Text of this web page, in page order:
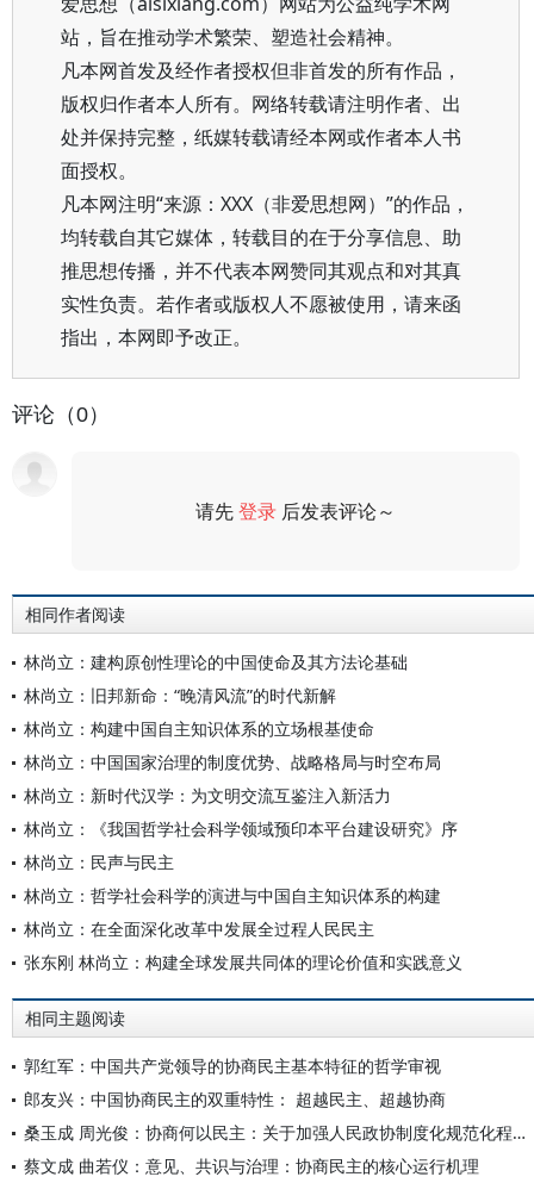
站，旨在推动学术繁荣、塑造社会精神。
凡本网首发及经作者授权但非首发的所有作品，
版权归作者本人所有。网络转载请注明作者、出
处并保持完整，纸媒转载请经本网或作者本人书
面授权。
凡本网注明“来源：XXX（非爱思想网）”的作品，
均转载自其它媒体，转载目的在于分享信息、助
推思想传播，并不代表本网赞同其观点和对其真
实性负责。若作者或版权人不愿被使用，请来函
指出，本网即予改正。
评论（0）
请先登录 后发表评论～
相同作者阅读
林尚立：建构原创性理论的中国使命及其方法论基础
林尚立：旧邦新命：“晚清风流”的时代新解
林尚立：构建中国自主知识体系的立场根基使命
林尚立：中国国家治理的制度优势、战略格局与时空布局
林尚立：新时代汉学：为文明交流互鉴注入新活力
林尚立：《我国哲学社会科学领域预印本平台建设研究》序
林尚立：民声与民主
林尚立：哲学社会科学的演进与中国自主知识体系的构建
林尚立：在全面深化改革中发展全过程人民民主
张东刚 林尚立：构建全球发展共同体的理论价值和实践意义
相同主题阅读
郭红军：中国共产党领导的协商民主基本特征的哲学审视
郎友兴：中国协商民主的双重特性： 超越民主、超越协商
桑玉成 周光俊：协商何以民主：关于加强人民政协制度化规范化程序化功能建设的思考
蔡文成 曲若仪：意见、共识与治理：协商民主的核心运行机理